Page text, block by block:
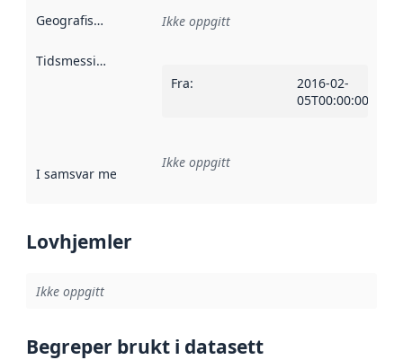
Geografisk avgrensning :
Ikke oppgitt
Tidsmessig avgrensning
Fra:
2016-02-
05T00:00:00Z
I samsvar med Referanse til en implementasjonsregel
Ikke oppgitt
Lovhjemler
Ikke oppgitt
Begreper brukt i datasett